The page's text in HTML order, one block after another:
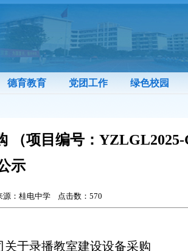
德育教育 党团工作 绿色校园
（项目编号：
示
：桂电中学 点击数： 570
于录播教室建设设备采购